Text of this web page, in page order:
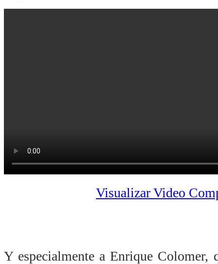
Visualizar Video
Y especialmente a Enrique Colomer,